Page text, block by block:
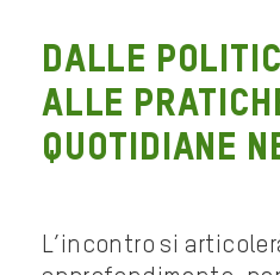
DALLE
ALLE
QUOTIDIANE
L’incontro si